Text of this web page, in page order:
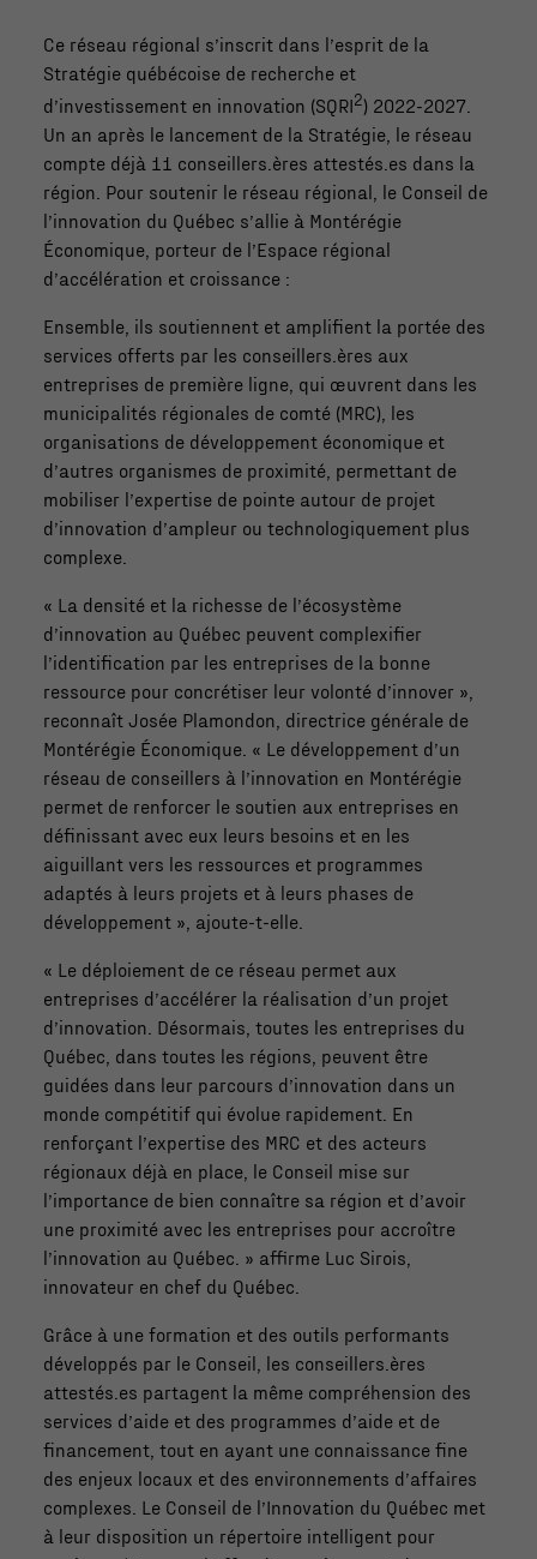
Ce réseau régional s’inscrit dans l’esprit de la
Stratégie québécoise de recherche et
d’investissement en innovation (SQRI2) 2022-2027.
Un an après le lancement de la Stratégie, le réseau
compte déjà 11 conseillers.ères attestés.es dans la
région. Pour soutenir le réseau régional, le Conseil de
l’innovation du Québec s’allie à Montérégie
Économique, porteur de l’Espace régional
d’accélération et croissance :
Ensemble, ils soutiennent et amplifient la portée des
services offerts par les conseillers.ères aux
entreprises de première ligne, qui œuvrent dans les
municipalités régionales de comté (MRC), les
organisations de développement économique et
d’autres organismes de proximité, permettant de
mobiliser l’expertise de pointe autour de projet
d’innovation d’ampleur ou technologiquement plus
complexe.
« La densité et la richesse de l’écosystème
d’innovation au Québec peuvent complexifier
l’identification par les entreprises de la bonne
ressource pour concrétiser leur volonté d’innover »,
reconnaît Josée Plamondon, directrice générale de
Montérégie Économique. « Le développement d’un
réseau de conseillers à l’innovation en Montérégie
permet de renforcer le soutien aux entreprises en
définissant avec eux leurs besoins et en les
aiguillant vers les ressources et programmes
adaptés à leurs projets et à leurs phases de
développement », ajoute-t-elle.
« Le déploiement de ce réseau permet aux
entreprises d’accélérer la réalisation d’un projet
d’innovation. Désormais, toutes les entreprises du
Québec, dans toutes les régions, peuvent être
guidées dans leur parcours d’innovation dans un
monde compétitif qui évolue rapidement. En
renforçant l’expertise des MRC et des acteurs
régionaux déjà en place, le Conseil mise sur
l’importance de bien connaître sa région et d’avoir
une proximité avec les entreprises pour accroître
l’innovation au Québec. » affirme Luc Sirois,
innovateur en chef du Québec.
Grâce à une formation et des outils performants
développés par le Conseil, les conseillers.ères
attestés.es partagent la même compréhension des
services d’aide et des programmes d’aide et de
financement, tout en ayant une connaissance fine
des enjeux locaux et des environnements d’affaires
complexes. Le Conseil de l’Innovation du Québec met
à leur disposition un répertoire intelligent pour